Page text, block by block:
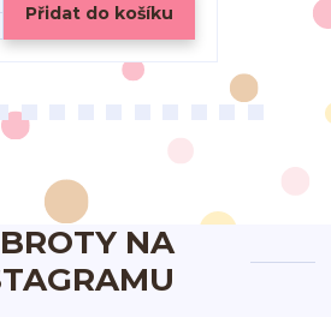
Přidat do košíku
NA